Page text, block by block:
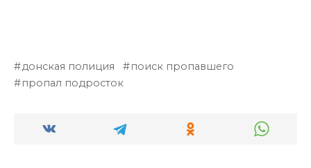
донская полиция
поиск пропавшего
пропал подросток